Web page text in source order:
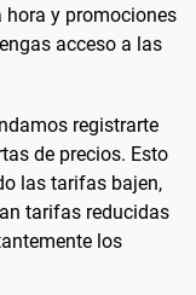
y promociones
acceso a las
registrarte
de precios. Esto
las tarifas bajen,
tarifas reducidas
los